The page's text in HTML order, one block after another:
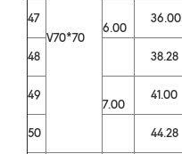
V70*70
47
6.00
36.00
48
38.28
49
7.00
41.00
50
44.28